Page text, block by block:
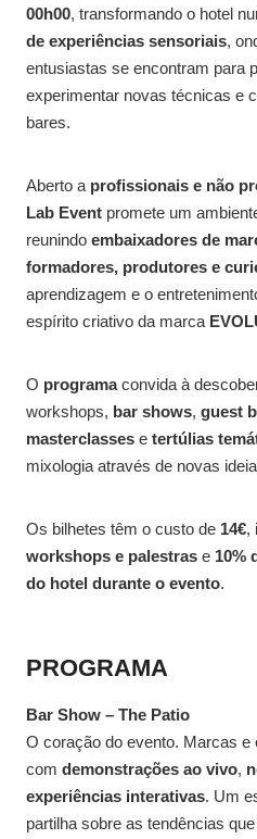
00h00, transformando o hotel
de experiências sensoriais,
entusiastas se encontram para
experimentar novas técnicas e
bares.
Aberto a profissionais e não
Lab Event promete um
reunindo embaixadores de
formadores, produtores e
aprendizagem e o
espírito criativo da marca
O programaconvida à
workshops, bar shows, guest
masterclasses e tertúlias
mixologia através de novas
Os bilhetes têm o custo de 14€,
workshops e palestras e 10%
do hotel durante o evento.
PROGRAMA
Bar Show – The Patio
O coração do evento. Marcas
com demonstrações ao vivo,
experiências interativas. Um
partilha sobre as tendências